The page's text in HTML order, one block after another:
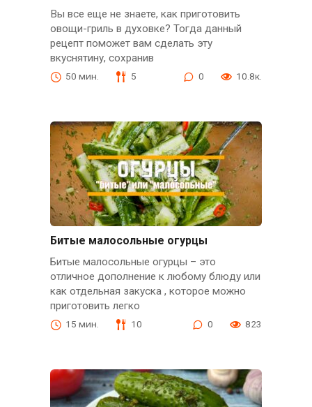
Вы все еще не знаете, как приготовить
овощи-гриль в духовке? Тогда данный
рецепт поможет вам сделать эту
вкуснятину, сохранив
50 мин. 5 0 10.8к.
Битые малосольные огурцы
Битые малосольные огурцы – это
отличное дополнение к любому блюду или
как отдельная закуска , которое можно
приготовить легко
15 мин. 10 0 823